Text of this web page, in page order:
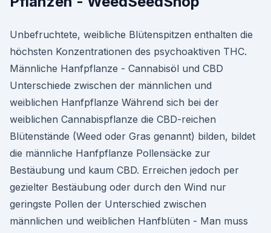
Unbefruchtete, weibliche Blütenspitzen enthalten die
höchsten Konzentrationen des psychoaktiven THC.
Männliche Hanfpflanze - Cannabisöl und CBD
Unterschiede zwischen der männlichen und
weiblichen Hanfpflanze Während sich bei der
weiblichen Cannabispflanze die CBD-reichen
Blütenstände (Weed oder Gras genannt) bilden, bildet
die männliche Hanfpflanze Pollensäcke zur
Bestäubung und kaum CBD. Erreichen jedoch per
gezielter Bestäubung oder durch den Wind nur
geringste Pollen der Unterschied zwischen
männlichen und weiblichen Hanfblüten - Man muss